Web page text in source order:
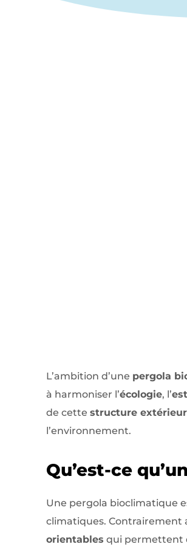
L’ambition d’une pergola
à harmoniser l’écologie, l’
de cette structure
l’environnement.
Qu’est-ce
Une pergola bioclimatique
climatiques. Contrairement
orientables qui permettent